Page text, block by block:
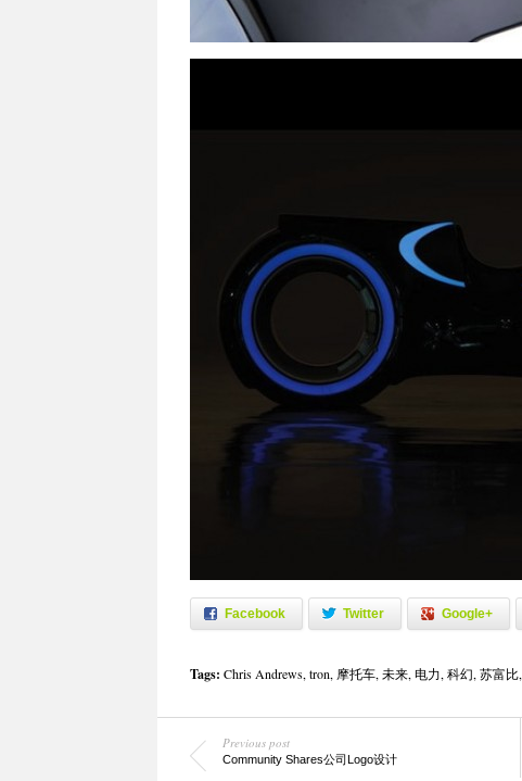
Facebook Twitter Google+
Tags: Chris Andrews, tron, 摩托车, 未来, 电力, 科幻, 苏富比,
Previous post
Community Shares公司Logo设计